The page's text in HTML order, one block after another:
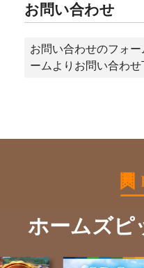
お問い合わせ
お問い合わせのフォ
ームよりお問い合わせ
ホームズピ